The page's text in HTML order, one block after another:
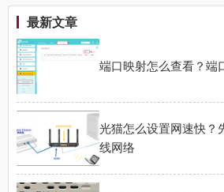
最新文章
端口映射怎么查看？端
光猫怎么设置网速快？
线网络